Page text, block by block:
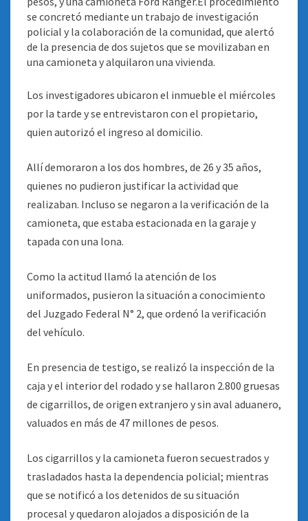
se concretó mediante un trabajo de investigación
policial y la colaboración de la comunidad, que alertó
de la presencia de dos sujetos que se movilizaban en
una camioneta y alquilaron una vivienda.
Los investigadores ubicaron el inmueble el miércoles
por la tarde y se entrevistaron con el propietario,
quien autorizó el ingreso al domicilio.
Allí demoraron a los dos hombres, de 26 y 35 años,
quienes no pudieron justificar la actividad que
realizaban. Incluso se negaron a la verificación de la
camioneta, que estaba estacionada en la garaje y
tapada con una lona.
Como la actitud llamó la atención de los
uniformados, pusieron la situación a conocimiento
del Juzgado Federal N° 2, que ordenó la verificación
del vehículo.
En presencia de testigo, se realizó la inspección de la
caja y el interior del rodado y se hallaron 2.800 gruesas
de cigarrillos, de origen extranjero y sin aval aduanero,
valuados en más de 47 millones de pesos.
Los cigarrillos y la camioneta fueron secuestrados y
trasladados hasta la dependencia policial; mientras
que se notificó a los detenidos de su situación
procesal y quedaron alojados a disposición de la